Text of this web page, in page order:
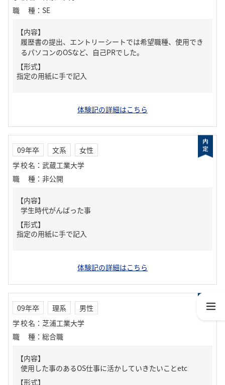
職種 ： SE
【内容】
履歴書の提出、エントリーシートでは希望職種、使用でき
るパソコンのOSなど、自己PRでした。
【形式】
指定の用紙に手で記入
体験記の詳細はこちら
09年卒 文系
女性
学校名 ： 武蔵工業大学
職種 ： 非公開
【内容】
学生時代がんばった事
【形式】
指定の用紙に手で記入
体験記の詳細はこちら
09年卒 理系
男性
学校名 ： 芝浦工業大学
職種 ： 総合職
【内容】
使用した事のあるOS仕事に活かしていきたいことetc
【形式】